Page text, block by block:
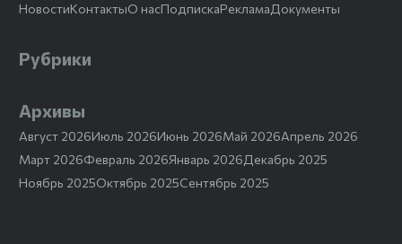
НовостиКонтактыО насПодпискаРекламаДокументы
Рубрики
Архивы
Август 2026Июль 2026Июнь 2026Май 2026Апрель 2026
Март 2026Февраль 2026Январь 2026Декабрь 2025
Ноябрь 2025Октябрь 2025Сентябрь 2025